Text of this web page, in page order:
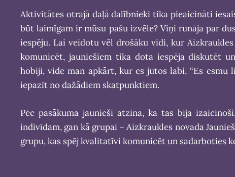
Aktivitātes otrajā daļā dalībnieki tika pieaicināti
būt laimīgam ir mūsu pašu izvēle? Viņi runāja par
iespēju. Lai veidotu vēl drošāku vidi, kur
komunicēt, jauniešiem tika dota iespēja diskutēt
hobiji, vide man apkārt, kur es jūtos labi, “Es esmu
iepazīt no dažādiem skatpunktiem.
Pēc pasākuma jaunieši atzina, ka tas bija
indivīdam, gan kā grupai – Aizkraukles novada
grupu, kas spēj kvalitatīvi komunicēt un sadarboties